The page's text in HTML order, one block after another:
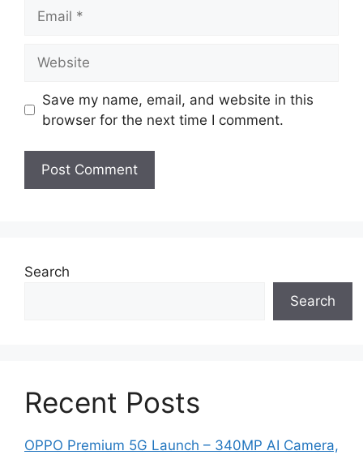
Save my name, email, and website in this
browser for the next time I comment.
Search
Search
Recent Posts
OPPO Premium 5G Launch – 340MP AI Camera,